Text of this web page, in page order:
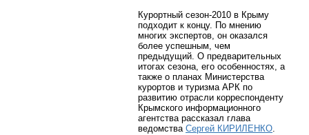
Курортный сезон-2010 в Крыму
подходит к концу. По мнению
многих экспертов, он оказался
более успешным, чем
предыдущий. О предварительных
итогах сезона, его особенностях, а
также о планах Министерства
курортов и туризма АРК по
развитию отрасли корреспонденту
Крымского информационного
агентства рассказал глава
ведомства Сергей КИРИЛЕНКО.